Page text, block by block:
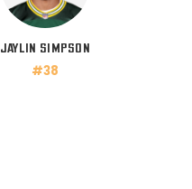
JAYLIN SIMPSON
#38